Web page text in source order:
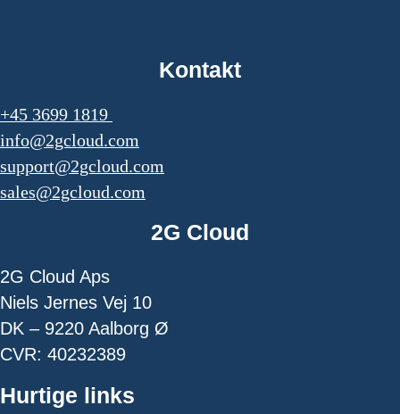
Kontakt
+45 3699 1819
info@2gcloud.com
support@2gcloud.com
sales@2gcloud.com
2G Cloud
2G Cloud Aps
Niels Jernes Vej 10
DK – 9220 Aalborg Ø
CVR: 40232389
Hurtige links